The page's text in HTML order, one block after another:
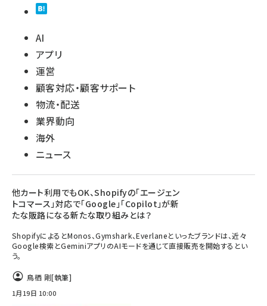
AI
アプリ
運営
顧客対応・顧客サポート
物流・配送
業界動向
海外
ニュース
他カート利用でもOK、Shopifyの「エージェン
トコマース」対応で「Google」「Copilot」が新
たな販路になる新たな取り組みとは？
ShopifyによるとMonos、Gymshark、Everlaneといったブランドは、近々
Google検索とGeminiアプリのAIモードを通じて直接販売を開始するとい
う。
鳥栖 剛[執筆]
1月19日 10:00